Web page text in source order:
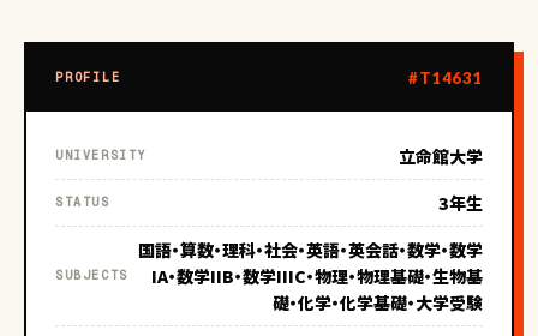
PROFILE #T14631
UNIVERSITY 立命館大学
STATUS 3年生
SUBJECTS
国語・算数・理科・社会・英語・英会話・数学・数学
IA・数学IIB・数学IIIC・物理・物理基礎・生物基
礎・化学・化学基礎・大学受験